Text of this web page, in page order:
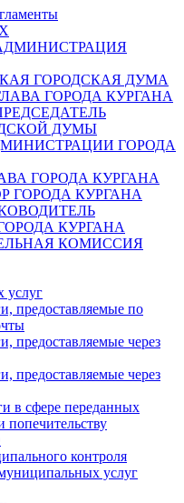
ГОРОДСКАЯ ДУМА
ГОРОДА КУРГАНА
ДУМЫ
ГОРОДА
ГОРОДА КУРГАНА
ГОРОДА КУРГАНА
КУРГАНА
КОМИССИЯ
услуг
предоставляемые по
предоставляемые через
предоставляемые через
в сфере переданных
контроля
услуг